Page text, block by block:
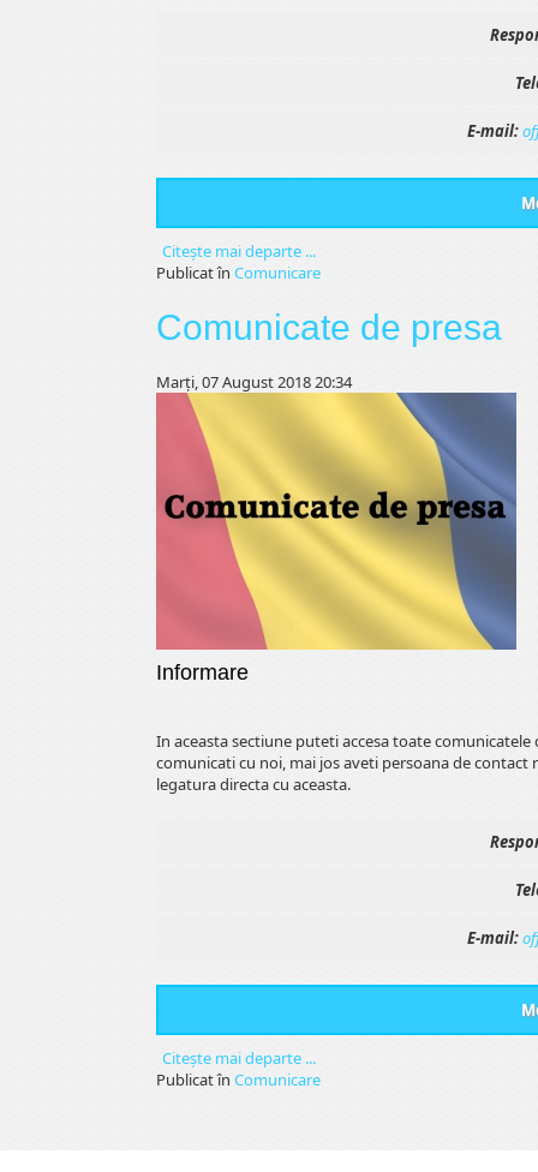
E-mail:
Citeşte mai departe ...
Publicat în Comunicare
Comunicate de presa
Marți, 07 August 2018 20:34
Informare
In aceasta sectiune puteti accesa toate
comunicati cu noi, mai jos aveti persoana de
legatura directa cu aceasta.
E-mail:
Citeşte mai departe ...
Publicat în Comunicare